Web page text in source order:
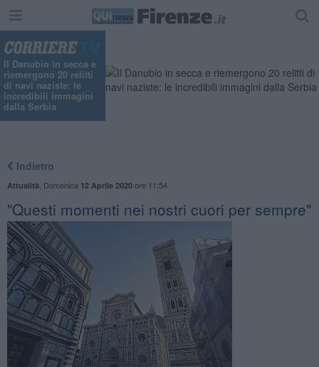
Il Danubio in secca e
riemergono 20 relitti
di navi naziste: le
incredibili immagini
dalla Serbia
Indietro
Attualità Domenica 12 Aprile 2020ore 11:54
"Questi momenti nei nostri cuori per sempre"